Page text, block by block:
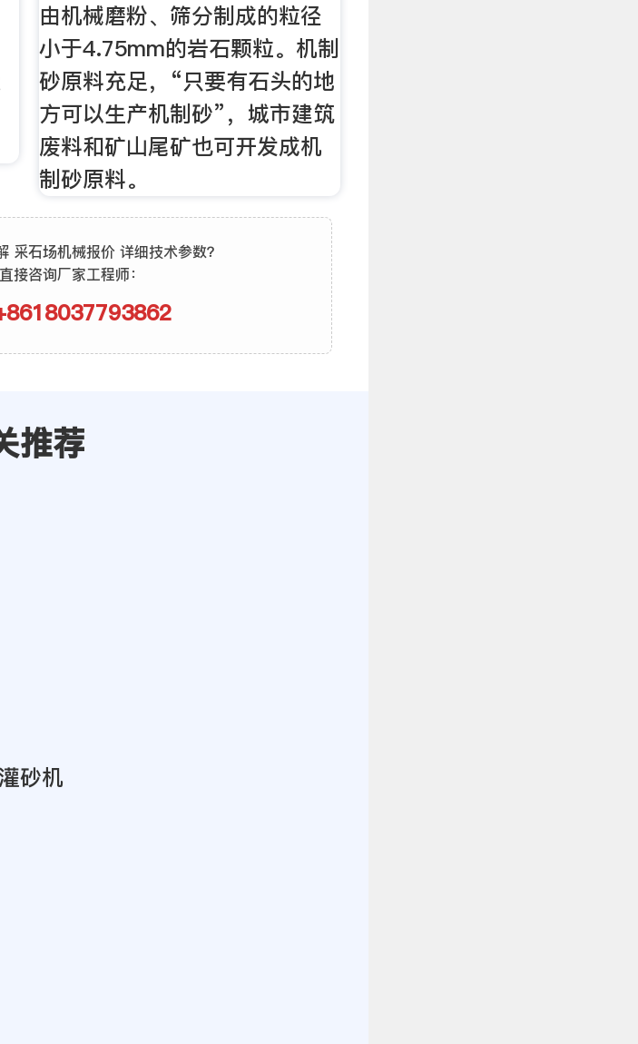
由机械磨粉、筛分制成的粒径
小于4.75mm的岩石颗粒。机制
砂原料充足，“只要有石头的地
方可以生产机制砂”，城市建筑
废料和矿山尾矿也可开发成机
制砂原料。
采石场机械报价 详细技术参数？
接咨询厂家工程师：
推荐
砂机